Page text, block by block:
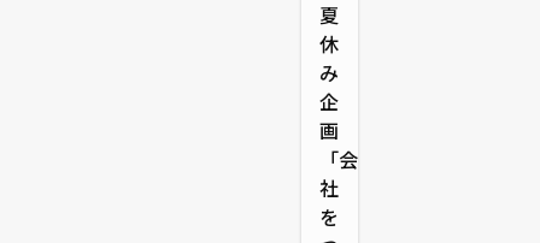
夏
休
み
企
画
「会
社
を